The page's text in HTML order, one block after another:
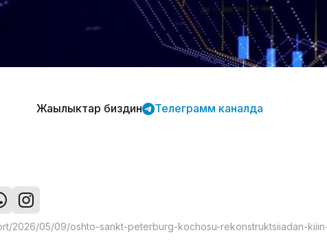
Жаңылыктар биздин Телеграмм каналда